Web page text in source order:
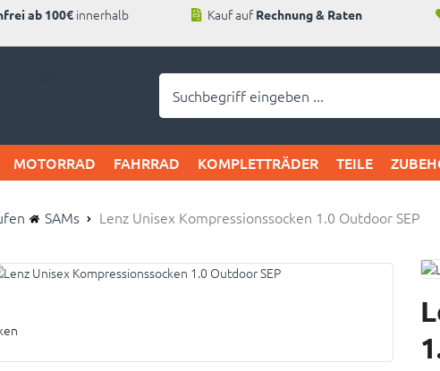
ab 100€ innerhalb
Kauf aufRechnung & Raten
MOTORRAD FAHRRAD KOMPLETTRÄDER TEILE
SAMs Lenz Unisex Kompressionssocken 1.0 Outdoor SEP